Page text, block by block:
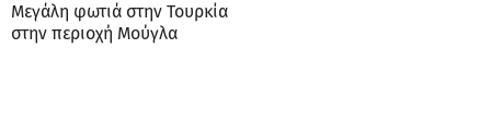
Μεγάλη φωτιά στην Τουρκία
στην περιοχή Μούγλα